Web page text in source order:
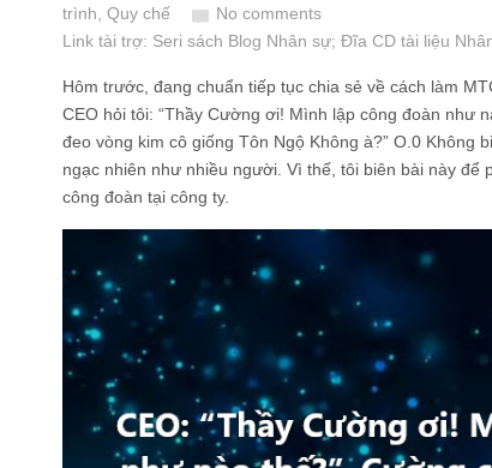
trình, Quy chế
No comments
Link tài trợ: Seri sách Blog Nhân sự; Đĩa CD tài liệu
Hôm trước, đang chuẩn tiếp tục chia sẻ về cách làm
CEO hỏi tôi: “Thầy Cường ơi! Mình lập công đoàn như
đeo vòng kim cô giống Tôn Ngộ Không à?” O.0 Không
ngạc nhiên như nhiều người. Vì thế, tôi biên bài này
công đoàn tại công ty.